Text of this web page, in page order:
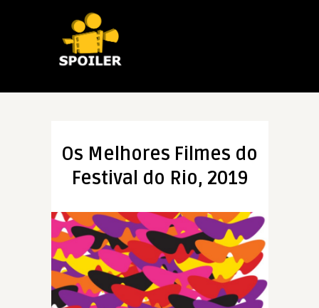
Os Melhores Filmes do
Festival do Rio, 2019